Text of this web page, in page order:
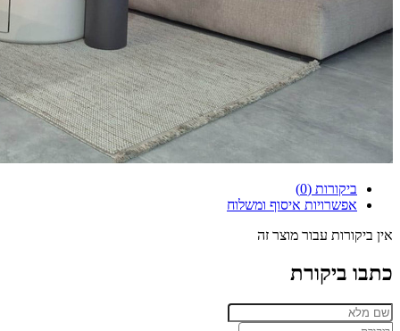
ביקורות (0)
אפשרויות איסוף ומשלוח
אין ביקורות עבור מוצר זה
כתבו ביקורת